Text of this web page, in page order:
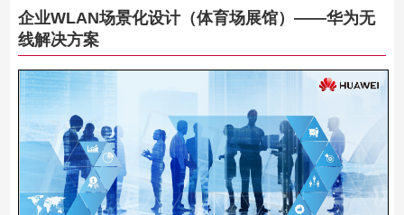
企业WLAN场景化设计（体育场展馆）——华为无
线解决方案